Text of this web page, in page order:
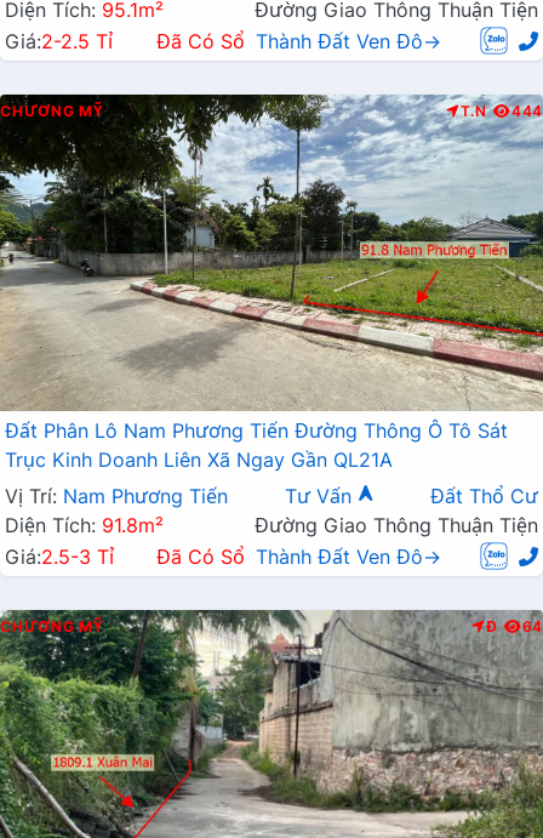
Diện Tích: 95.1m²
Đường Giao Thông Thuận Tiện
Giá:2-2.5 Tỉ Đã Có Sổ Thành Đất Ven Đô→
CHƯƠNG MỸ T.N 444
Đất Phân Lô Nam Phương Tiến Đường Thông Ô Tô Sát
Trục Kinh Doanh Liên Xã Ngay Gần QL21A
Vị Trí: Nam Phương Tiến Tư Vấn
Đất Thổ Cư
Diện Tích: 91.8m²
Đường Giao Thông Thuận Tiện
Giá:2.5-3 Tỉ Đã Có Sổ Thành Đất Ven Đô→
CHƯƠNG MỸ Đ 64